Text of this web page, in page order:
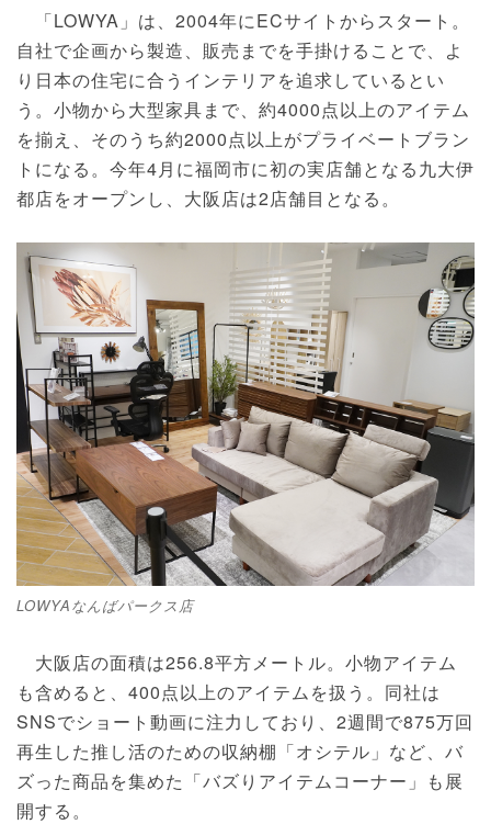
「LOWYA」は、2004年にECサイトからスタート。
自社で企画から製造、販売までを手掛けることで、よ
り日本の住宅に合うインテリアを追求しているとい
う。小物から大型家具まで、約4000点以上のアイテム
を揃え、そのうち約2000点以上がプライベートブラン
トになる。今年4月に福岡市に初の実店舗となる九大伊
都店をオープンし、大阪店は2店舗目となる。
LOWYAなんばパークス店
大阪店の面積は256.8平方メートル。小物アイテム
も含めると、400点以上のアイテムを扱う。同社は
SNSでショート動画に注力しており、2週間で875万回
再生した推し活のための収納棚「オシテル」など、バ
ズった商品を集めた「バズりアイテムコーナー」も展
開する。